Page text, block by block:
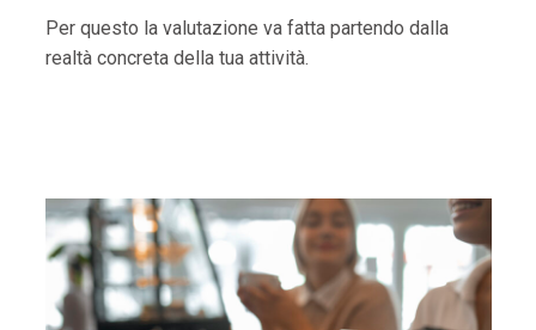
Per questo la valutazione va fatta partendo dalla
realtà concreta della tua attività.